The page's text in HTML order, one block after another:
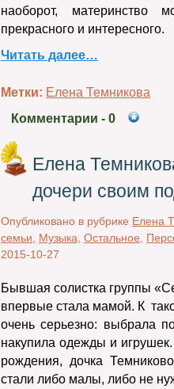
наоборот, материнство
прекрасного и интересного.
Читать далее…
Метки: Елена Темникова
Комментарии - 0
Елена
дочери своим
Опубликовано в рубрике Елена
семьи
Музыка Остальное
2015-10-27
Бывшая солистка группы
впервые стала мамой. К
очень серьезно: выбрала
накупила одежды и
рождения, дочка
стали либо малы, либо не